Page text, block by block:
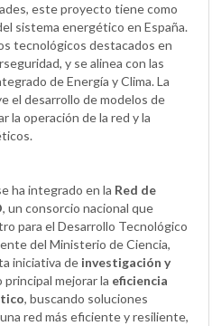
este proyecto tiene como
sistema energético en España.
tecnológicos destacados en
y se alinea con las
de Energía y Clima. La
el desarrollo de modelos de
la operación de la red y la
ha integrado en la Red de
, un consorcio nacional que
para el Desarrollo Tecnológico
del Ministerio de Ciencia,
iniciativa de investigación y
mejorar la eficiencia
, buscando soluciones
red más eficiente y resiliente,